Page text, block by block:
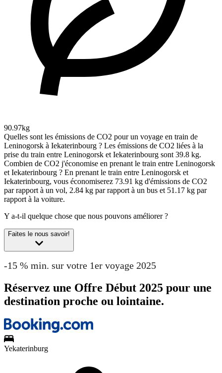
90.97kg
Quelles sont les émissions de CO2 pour un voyage en train de
Leninogorsk à Iekaterinbourg ? Les émissions de CO2 liées à la
prise du train entre Leninogorsk et Iekaterinbourg sont 39.8 kg.
Combien de CO2 j'économise en prenant le train entre Leninogorsk
et Iekaterinbourg ? En prenant le train entre Leninogorsk et
Iekaterinbourg, vous économiserez 73.91 kg d'émissions de CO2
par rapport à un vol, 2.84 kg par rapport à un bus et 51.17 kg par
rapport à la voiture.
Y a-t-il quelque chose que nous pouvons améliorer ?
Faites le nous savoir!
-15 % min. sur votre 1er voyage 2025
Réservez une Offre Début 2025 pour une
destination proche ou lointaine.
Yekaterinburg